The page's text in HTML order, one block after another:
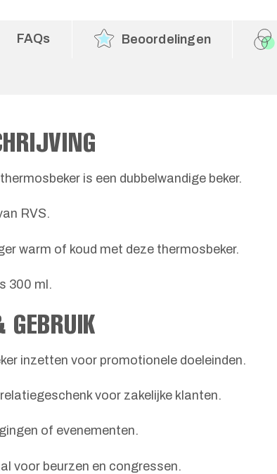
FAQs Beoordelingen
is een dubbelwandige beker.
RVS.
warm of koud met deze thermosbeker.
300 ml.
GEBRUIK
inzetten voor promotionele doeleinden.
voor zakelijke klanten.
of evenementen.
voor beurzen en congressen.